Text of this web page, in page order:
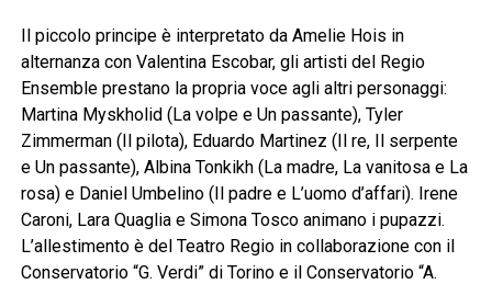
Il piccolo principe è interpretato da Amelie Hois in
alternanza con Valentina Escobar, gli artisti del Regio
Ensemble prestano la propria voce agli altri personaggi:
Martina Myskholid (La volpe e Un passante), Tyler
Zimmerman (Il pilota), Eduardo Martinez (Il re, Il serpente
e Un passante), Albina Tonkikh (La madre, La vanitosa e La
rosa) e Daniel Umbelino (Il padre e L’uomo d’affari). Irene
Caroni, Lara Quaglia e Simona Tosco animano i pupazzi.
L’allestimento è del Teatro Regio in collaborazione con il
Conservatorio “G. Verdi” di Torino e il Conservatorio “A.